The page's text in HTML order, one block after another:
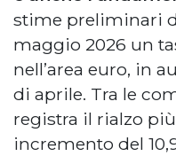
stime preliminari
maggio 2026 un
nell’area euro, in
di aprile. Tra le
registra il rialzo
incremento del